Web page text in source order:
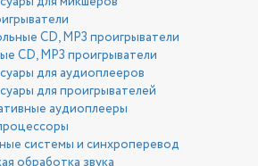
CD, MP3 проигрыватели
CD, MP3 проигрыватели
для аудиоплееров
для проигрывателей
аудиоплееры
системы и синхроперевод
обработка звука